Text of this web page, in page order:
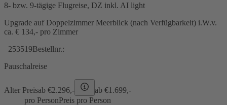
8- bzw. 9-tägige Flugreise, DZ inkl. AI light
Upgrade auf Doppelzimmer Meerblick (nach Verfügbarkeit) i.W.v.
ca. € 134,- pro Zimmer
253519Bestellnr.:
Pauschalreise
Alter Preisab €2.296,- ab €1.699,-
pro PersonPreis pro Person